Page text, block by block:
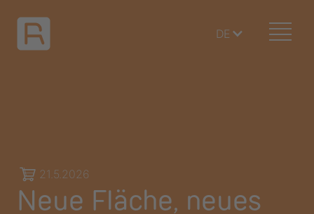
DE
21.5.2026
Neue Fläche, neues